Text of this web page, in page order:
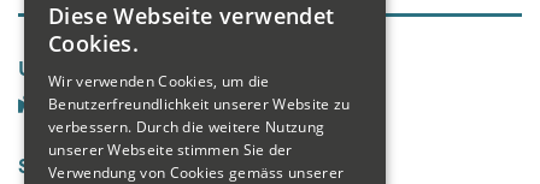
Unsere Seiten
Social Media
GERMAN
FRENCH
Diese Webseite verwendet
Cookies.
Wir verwenden Cookies, um die
Benutzerfreundlichkeit unserer Website zu
verbessern. Durch die weitere Nutzung
unserer Webseite stimmen Sie der
Verwendung von Cookies gemäss unserer